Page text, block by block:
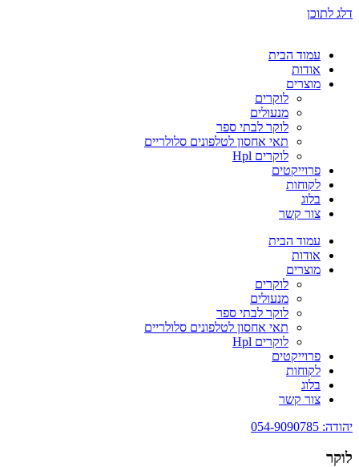
דלג לתוכן
עמוד הבית
אודות
מוצרים
לוקרים
מנעולים
לוקר לבתי ספר
תאי אחסון לטלפונים סלולריים
לוקרים Hpl
פרוייקטים
לקוחות
בלוג
צור קשר
עמוד הבית
אודות
מוצרים
לוקרים
מנעולים
לוקר לבתי ספר
תאי אחסון לטלפונים סלולריים
לוקרים Hpl
פרוייקטים
לקוחות
בלוג
צור קשר
יהודה: 054-9090785
לוקר